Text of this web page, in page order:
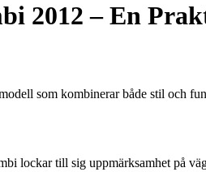
2012 – En
som kombinerar både stil och
lockar till sig uppmärksamhet på